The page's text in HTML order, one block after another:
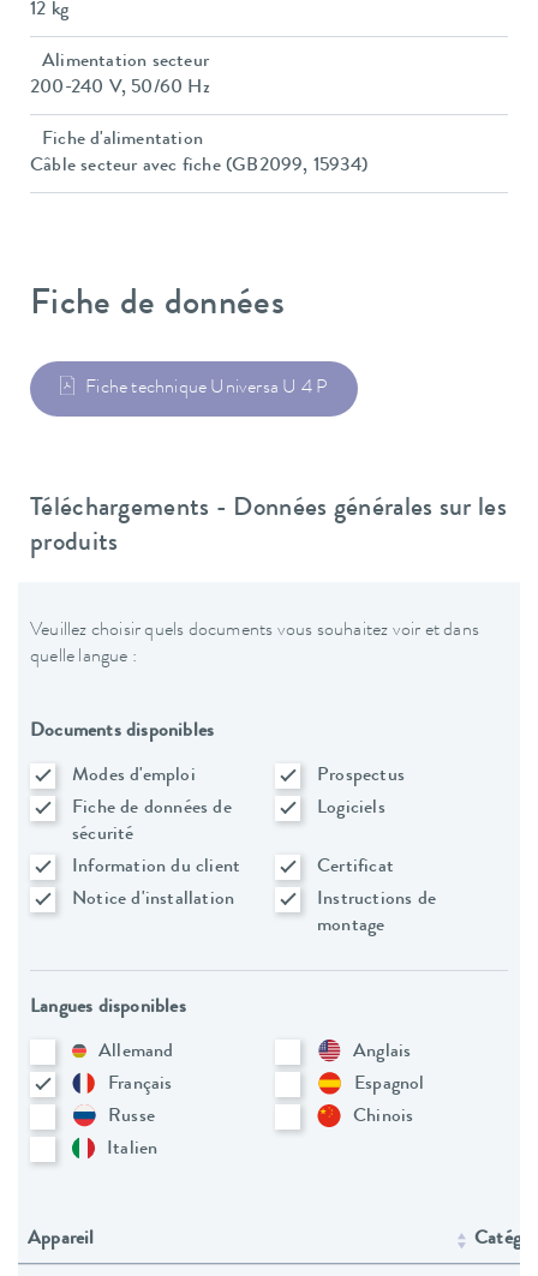
12 kg
Alimentation secteur
200-240 V, 50/60 Hz
Fiche d'alimentation
Câble secteur avec fiche (GB2099, 15934)
Fiche de données
Fiche technique Universa U 4 P
Téléchargements - Données générales sur les
produits
Veuillez choisir quels documents vous souhaitez voir et dans
quelle langue :
Documents disponibles
Modes d'emploi
Prospectus
Fiche de données de
sécurité
Logiciels
Information du client
Certificat
Notice d'installation
Instructions de
montage
Langues disponibles
Allemand
Anglais
Français
Espagnol
Russe
Chinois
Italien
Appareil